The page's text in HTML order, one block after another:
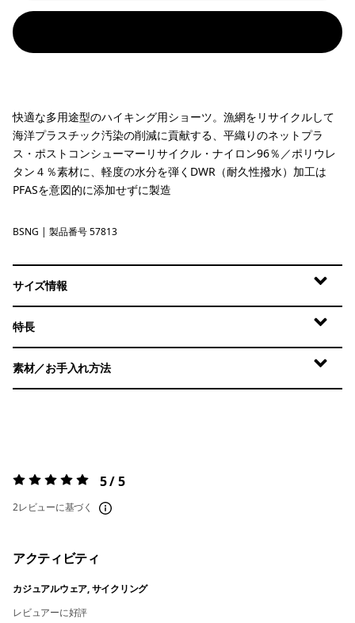
快適な多用途型のハイキング用ショーツ。漁網をリサイクルして
海洋プラスチック汚染の削減に貢献する、平織りのネットプラ
ス・ポストコンシューマーリサイクル・ナイロン96％／ポリウレ
タン４％素材に、軽度の水分を弾くDWR（耐久性撥水）加工は
PFASを意図的に添加せずに製造
Basin Green
BSNG | 製品番号 57813
サイズ情報
特長
素材／お手入れ方法
評価:5 / 5 5 / 5
2レビューに基づく
アクティビティ
カジュアルウェア, サイクリング
レビュアーに好評